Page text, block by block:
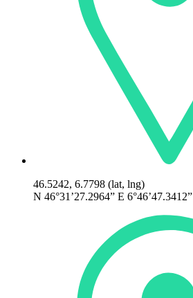
46.5242, 6.7798 (lat, lng)
N 46°31’27.2964” E 6°46’47.3412”